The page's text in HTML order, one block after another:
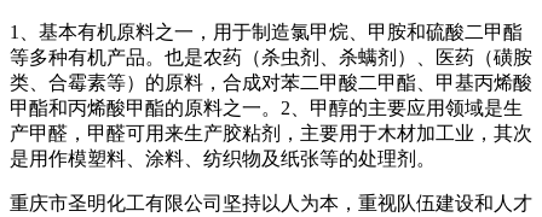
1、基本有机原料之一，用于制造氯甲烷、甲胺和硫酸二甲酯
等多种有机产品。也是农药（杀虫剂、杀螨剂）、医药（磺胺
类、合霉素等）的原料，合成对苯二甲酸二甲酯、甲基丙烯酸
甲酯和丙烯酸甲酯的原料之一。2、甲醇的主要应用领域是生
产甲醛，甲醛可用来生产胶粘剂，主要用于木材加工业，其次
是用作模塑料、涂料、纺织物及纸张等的处理剂。
重庆市圣明化工有限公司坚持以人为本，重视队伍建设和人才